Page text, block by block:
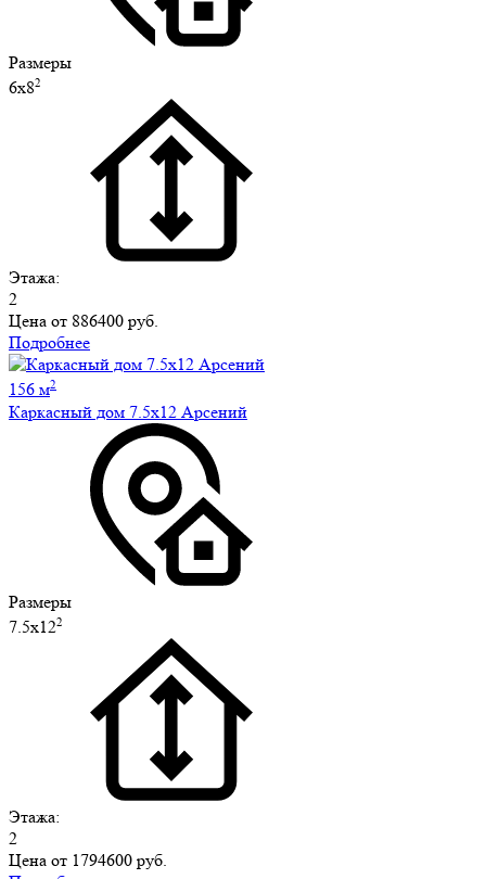
Размеры
6х82
Этажа:
2
Цена от 886400 руб.
Подробнее
156 м2
Каркасный дом 7.5х12 Арсений
Размеры
7.5х122
Этажа:
2
Цена от 1794600 руб.